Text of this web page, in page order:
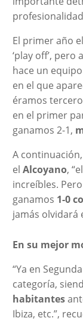
El primer año
‘play off’, pero
hace un equipo
en el que
éramos
en el primer
ganamos 2-1,
A
el Alcoyano,
increíbles.
ganamos 1-0
jamás olvidará
En su mejor
“Ya en
categoría,
habitantes
Ibiza, etc.”,